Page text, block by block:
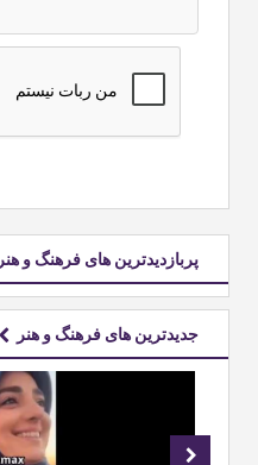
پربازدیدترین های فرهنگ و هنر
جدیدترین های فرهنگ و هنر